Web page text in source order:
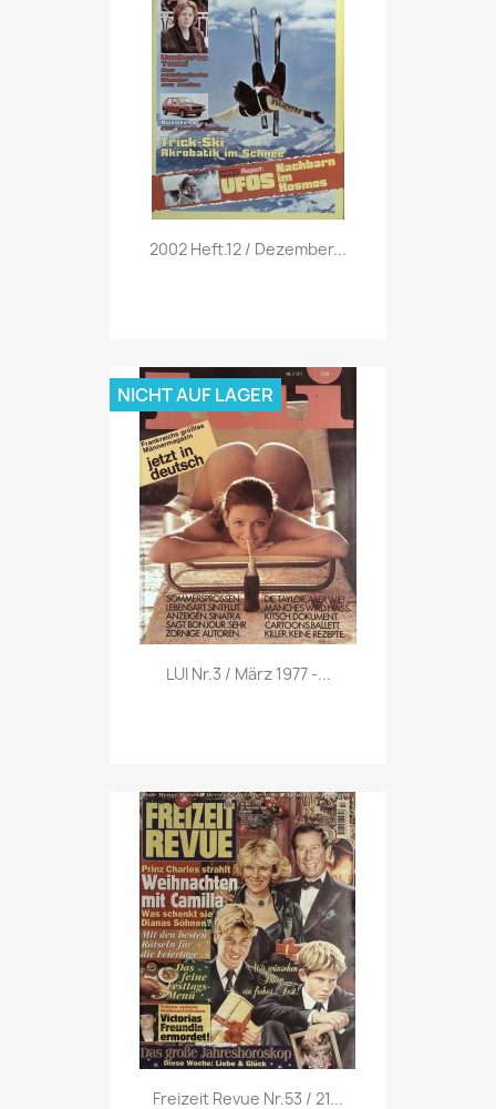
Vorschau
2002 Heft.12 / Dezember...
Vorschau
LUI Nr.3 / März 1977 -...
NICHT AUF LAGER
Vorschau
Freizeit Revue Nr.53 / 21...